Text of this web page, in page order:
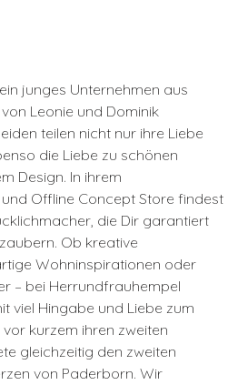
junges Unternehmen aus
Leonie und Dominik
teilen nicht nur ihre Liebe
die Liebe zu schönen
Design. In ihrem
Offline Concept Store findest
die Dir garantiert
Ob kreative
Wohninspirationen oder
– bei Herrundfrauhempel
viel Hingabe und Liebe zum
kurzem ihren zweiten
gleichzeitig den zweiten
von Paderborn. Wir